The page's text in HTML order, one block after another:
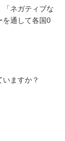
「ネガティブな
を通して各国0
ますか？